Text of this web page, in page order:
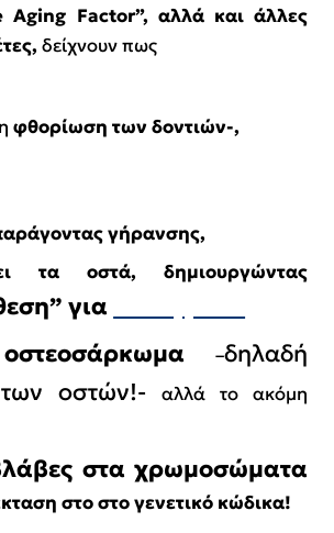
Aging Factor”, αλλά και άλλες
δείχνουν πως
φθορίωση των δοντιών-,
γήρανσης,
τα οστά, δημιουργώντας
για
οστεοσάρκωμα –δηλαδή
οστών!- αλλά το ακόμη
στα χρωμοσώματα
στοστο γενετικό κώδικα!